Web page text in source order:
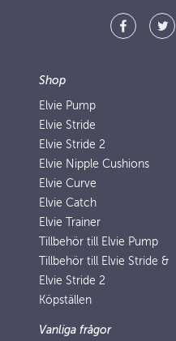
Shop
Elvie Pump
Elvie Stride
Elvie Stride 2
Elvie Nipple Cushions
Elvie Curve
Elvie Catch
Elvie Trainer
Tillbehör till Elvie Pump
Tillbehör till Elvie Stride &
Elvie Stride 2
Köpställen
Vanliga frågor